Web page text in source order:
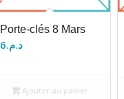
Porte-clés 8 Mars
د.م.6
Ajouter au panier